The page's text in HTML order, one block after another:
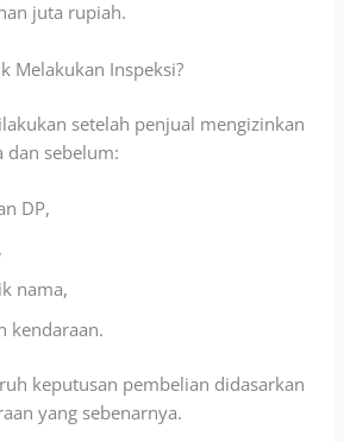
juta rupiah.
Melakukan Inspeksi?
setelah penjual mengizinkan
dan sebelum:
DP,
nama,
kendaraan.
keputusan pembelian didasarkan
yang sebenarnya.